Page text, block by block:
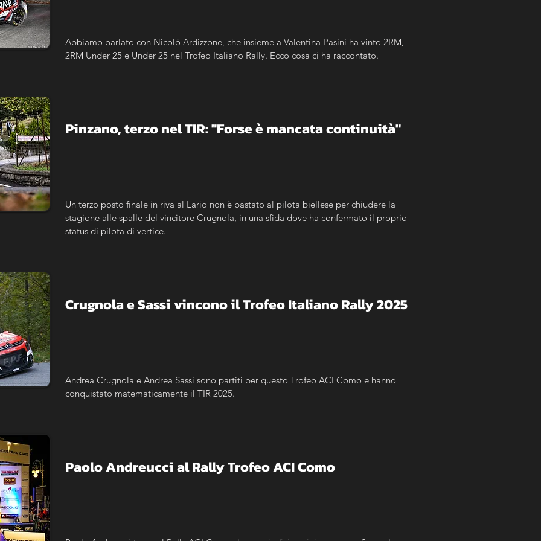
Abbiamo parlato con Nicolò Ardizzone, che insieme a Valentina Pasini ha vinto 2RM,
2RM Under 25 e Under 25 nel Trofeo Italiano Rally. Ecco cosa ci ha raccontato.
Pinzano, terzo nel TIR: "Forse è mancata continuità"
Un terzo posto finale in riva al Lario non è bastato al pilota biellese per chiudere la
stagione alle spalle del vincitore Crugnola, in una sfida dove ha confermato il proprio
status di pilota di vertice.
Crugnola e Sassi vincono il Trofeo Italiano Rally 2025
Andrea Crugnola e Andrea Sassi sono partiti per questo Trofeo ACI Como e hanno
conquistato matematicamente il TIR 2025.
Paolo Andreucci al Rally Trofeo ACI Como